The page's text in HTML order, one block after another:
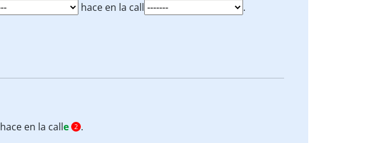
hace en la call .
hace en la calle 2 .